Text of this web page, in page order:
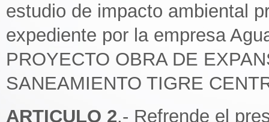
estudio de impacto ambiental
expediente por la empresa
PROYECTO OBRA DE
SANEAMIENTO TIGRE
ARTICULO 2.- Refrende el